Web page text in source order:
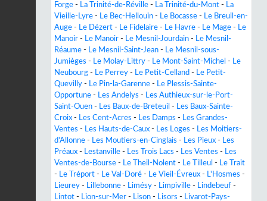
Forge - La Trinité-de-Réville - La Trinité-du-Mont - La
Vieille-Lyre - Le Bec-Hellouin - Le Bocasse - Le Breuil-en-
Auge - Le Dézert - Le Fidelaire - Le Havre - Le Mage - Le
Manoir - Le Manoir - Le Mesnil-Jourdain - Le Mesnil-
Réaume - Le Mesnil-Saint-Jean - Le Mesnil-sous-
Jumièges - Le Molay-Littry - Le Mont-Saint-Michel - Le
Neubourg - Le Perrey - Le Petit-Celland - Le Petit-
Quevilly - Le Pin-la-Garenne - Le Plessis-Sainte-
Opportune - Les Andelys - Les Authieux-sur-le-Port-
Saint-Ouen - Les Baux-de-Breteuil - Les Baux-Sainte-
Croix - Les Cent-Acres - Les Damps - Les Grandes-
Ventes - Les Hauts-de-Caux - Les Loges - Les Moitiers-
d'Allonne - Les Moutiers-en-Cinglais - Les Pieux - Les
Préaux - Lestanville - Les Trois Lacs - Les Ventes - Les
Ventes-de-Bourse - Le Theil-Nolent - Le Tilleul - Le Trait
- Le Tréport - Le Val-Doré - Le Vieil-Évreux - L'Hosmes -
Lieurey - Lillebonne - Limésy - Limpiville - Lindebeuf -
Lintot - Lion-sur-Mer - Lison - Lisors - Livarot-Pays-